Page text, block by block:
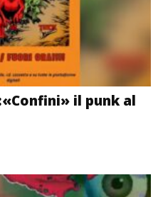
il punk al